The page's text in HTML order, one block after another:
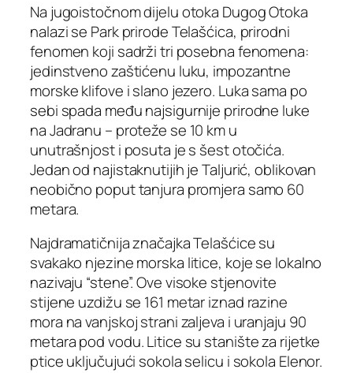
Na jugoistočnom dijelu otoka Dugog Otoka
nalazi se Park prirode Telašćica, prirodni
fenomen koji sadrži tri posebna fenomena:
jedinstveno zaštićenu luku, impozantne
morske klifove i slano jezero. Luka sama po
sebi spada među najsigurnije prirodne luke
na Jadranu – proteže se 10 km u
unutrašnjost i posuta je s šest otočića.
Jedan od najistaknutijih je Taljurić, oblikovan
neobično poput tanjura promjera samo 60
metara.
Najdramatičnija značajka Telašćice su
svakako njezine morska litice, koje se lokalno
nazivaju “stene”. Ove visoke stjenovite
stijene uzdižu se 161 metar iznad razine
mora na vanjskoj strani zaljeva i uranjaju 90
metara pod vodu. Litice su stanište za rijetke
ptice uključujući sokola selicu i sokola Elenor.